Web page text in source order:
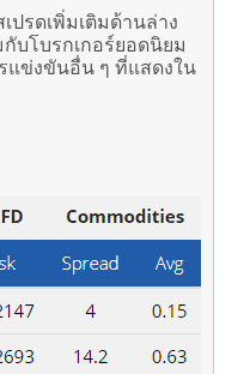
รดเพิ่มเติมด้านล่าง
บโบรกเกอร์ยอดนิยม
แข่งขันอื่น ๆ ที่แสดงใน